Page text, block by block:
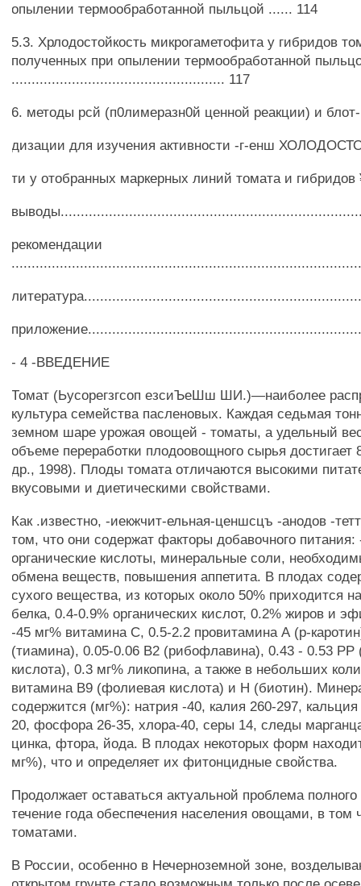
опылении термообработанной пыльцой ...... 114
5.3. Хрлодостойкость микрогаметофита у гибридов
полученных при опылении термообработанной
..................................................... 117
6. методы рсй (п0лимеразн0й ценной реакции) и
дизации для изучения активности -г-енш
ти у отобранных маркерных линий томата и гибридов
рекомендации
- 4 -ВВЕДЕНИЕ
Томат (Ьусорегзгсоп езсиЪеШш ШИ.)—наиболее
культура семейства пасленовых. Каждая седьмая
земном шаре урожая овощей - томаты, а удельный
объеме переработки плодоовощного сырья достигает
др., 1998). Плоды томата отличаются высокими
вкусовыми и диетическими свойствами.
Как .известно, -иекжчит-ельная-ценшсцъ -анодов -
том, что они содержат факторы добавочного
органические кислоты, минеральные соли,
обмена веществ, повышения аппетита. В плодах
сухого вещества, из которых около 50% приходится
белка, 0.4-0.9% органических кислот, 0.2% жиров и
-45 мг% витамина С, 0.5-2.2 провитамина А (р-
(тиамина), 0.05-0.06 В2 (рибофлавина), 0.43 - 0.53 РР
кислота), 0.3 мг% ликопина, а также в небольших
витамина В9 (фолиевая кислота) и Н (биотин).
содержится (мг%): натрия -40, калия 260-297,
20, фосфора 26-35, хлора-40, серы 14, следы
цинка, фтора, йода. В плодах некоторых форм
мг%), что и определяет их фитонцидные свойства.
Продолжает оставаться актуальной проблема
течение года обеспечения населения овощами, в том
томатами.
В России, особенно в Нечерноземной зоне,